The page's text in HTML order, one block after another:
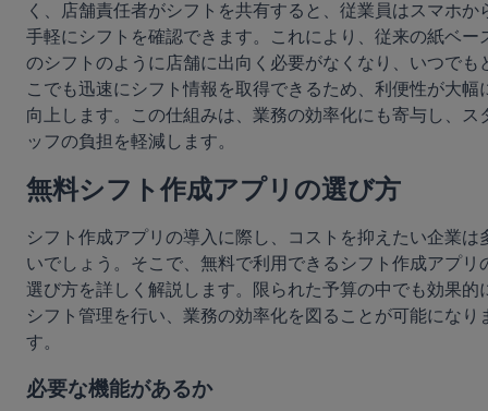
く、店舗責任者がシフトを共有すると、従業員はスマホか
手軽にシフトを確認できます。これにより、従来の紙ベー
のシフトのように店舗に出向く必要がなくなり、いつでも
こでも迅速にシフト情報を取得できるため、利便性が大幅
向上します。この仕組みは、業務の効率化にも寄与し、ス
ッフの負担を軽減します。
無料シフト作成アプリの選び方
シフト作成アプリの導入に際し、コストを抑えたい企業は
いでしょう。そこで、無料で利用できるシフト作成アプリ
選び方を詳しく解説します。限られた予算の中でも効果的
シフト管理を行い、業務の効率化を図ることが可能になり
す。
必要な機能があるか